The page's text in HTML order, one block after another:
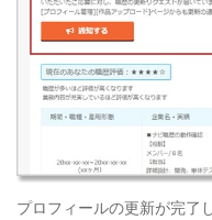
プロフィールの更新が完了